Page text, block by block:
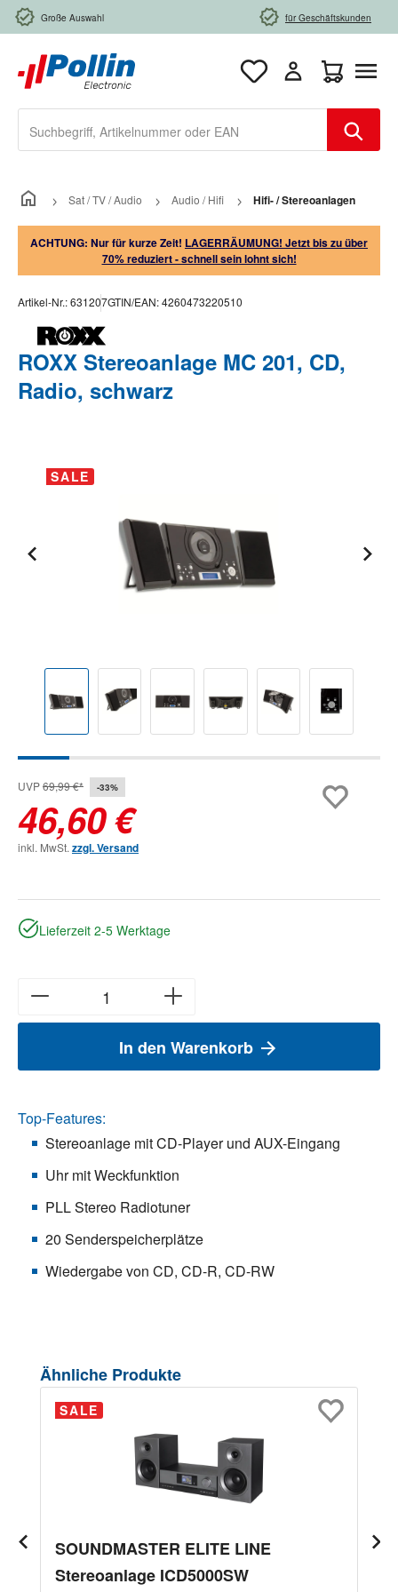
Zum Hauptinhalt springen
Große Auswahl für Geschäftskunden
Sat / TV / Audio Audio / Hifi Hifi- / Stereoanlagen
ACHTUNG: Nur für kurze Zeit! LAGERRÄUMUNG! Jetzt bis zu über
70% reduziert - schnell sein lohnt sich!
Artikel-Nr.:631207GTIN/EAN:4260473220510
ROXX Stereoanlage MC 201, CD,
Radio, schwarz
Bildergalerie überspringen
SALE
UVP69,99 €* -33%
46,60 €
inkl. MwSt. zzgl. Versand
Lieferzeit 2-5 Werktage
In den Warenkorb
Top-Features:
Stereoanlage mit CD-Player und AUX-Eingang
Uhr mit Weckfunktion
PLL Stereo Radiotuner
20 Senderspeicherplätze
Wiedergabe von CD, CD-R, CD-RW
Produktgalerie überspringen
Ähnliche Produkte
SALE
SOUNDMASTER ELITE LINE
Stereoanlage ICD5000SW